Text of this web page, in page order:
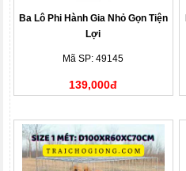
Ba Lô Phi Hành Gia Nhỏ Gọn Tiện
Lợi
Mã SP: 49145
139,000đ